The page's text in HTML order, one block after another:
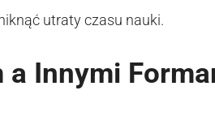
utraty czasu nauki.
Innymi